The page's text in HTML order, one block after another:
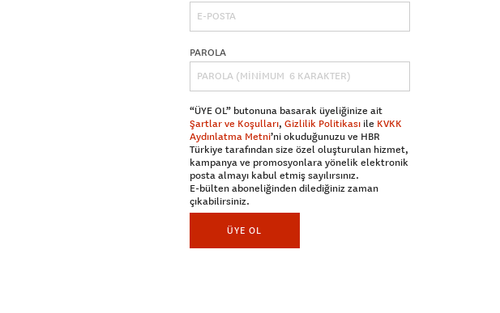
PAROLA
“ÜYE OL” butonuna basarak üyeliğinize ait
Şartlar ve Koşulları, Gizlilik Politikası ile KVKK
Aydınlatma Metni’ni okuduğunuzu ve HBR
Türkiye tarafından size özel oluşturulan hizmet,
kampanya ve promosyonlara yönelik elektronik
posta almayı kabul etmiş sayılırsınız.
E-bülten aboneliğinden dilediğiniz zaman
çıkabilirsiniz.
ÜYE OL